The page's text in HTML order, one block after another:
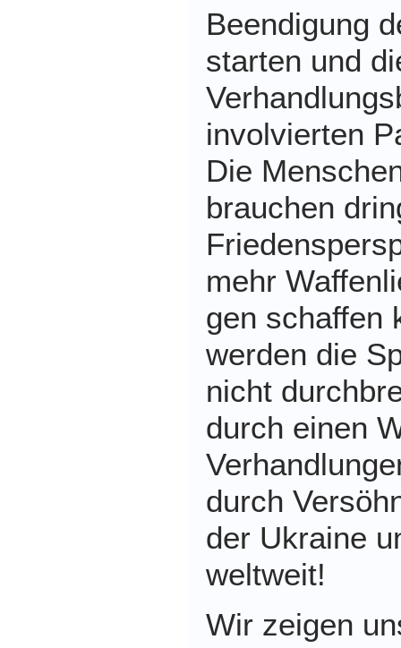
Beendigung
starten und
involvierten
Die
brauchen
mehr
gen schaffen
werden die
nicht
durch einen
durch
der Ukraine
weltweit!
Wir zeigen